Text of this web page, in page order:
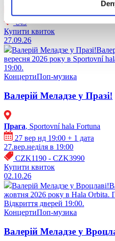
€49
Купити квиток
27.09.26
Валерій Меладзе у Празі!
вересня 2026 року в Sportovní
19:00.
КонцертиПоп-музика
Валерій Меладзе у Празі!
Прага, Sportovní hala Fortuna
27 вер нд 19:00 + 1 дата
27.вер.неділя в 19:00
CZK1190 - CZK3990
Купити квиток
02.10.26
Валерій Меладзе у Вроцлаві!
жовтня 2026 року в Hala Orbita.
Відкриття дверей 19:00.
КонцертиПоп-музика
Валерій Меладзе у